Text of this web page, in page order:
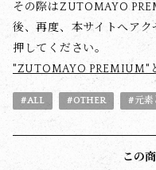
その際はZUTOMAYO
後、再度、本サイトへア
押してください。
"ZUTOMAYO PREMIUM"
#ALL #OTHER #元素
この